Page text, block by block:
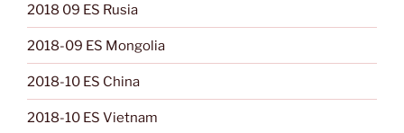
2018 09 ES Rusia
2018-09 ES Mongolia
2018-10 ES China
2018-10 ES Vietnam